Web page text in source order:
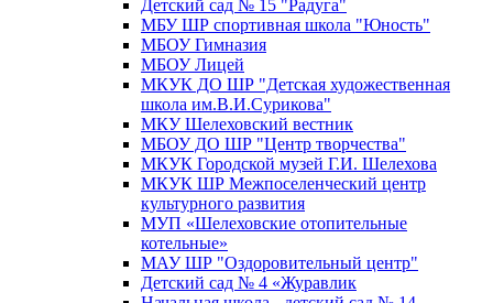
Детский сад № 15 "Радуга"
МБУ ШР спортивная школа "Юность"
МБОУ Гимназия
МБОУ Лицей
МКУК ДО ШР "Детская художественная
школа им.В.И.Сурикова"
МКУ Шелеховский вестник
МБОУ ДО ШР "Центр творчества"
МКУК Городской музей Г.И. Шелехова
МКУК ШР Межпоселенческий центр
культурного развития
МУП «Шелеховские отопительные
котельные»
МАУ ШР "Оздоровительный центр"
Детский сад № 4 «Журавлик